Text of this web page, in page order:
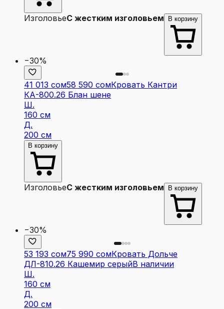
ИзголовьеС жестким изголовьем В корзину
−30%
41 013 сом58 590 сомКровать Кантри
КА-800.26 Блан шене
Ш.
160 см
Д.
200 см
В корзину
ИзголовьеС жестким изголовьем В корзину
−30%
53 193 сом75 990 сомКровать Дольче
ДЛ-810.26 Кашемир серыйВ наличии
Ш.
160 см
Д.
200 см